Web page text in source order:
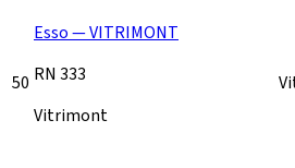
50
Esso — VITRIMONT
RN 333
Vitrimont